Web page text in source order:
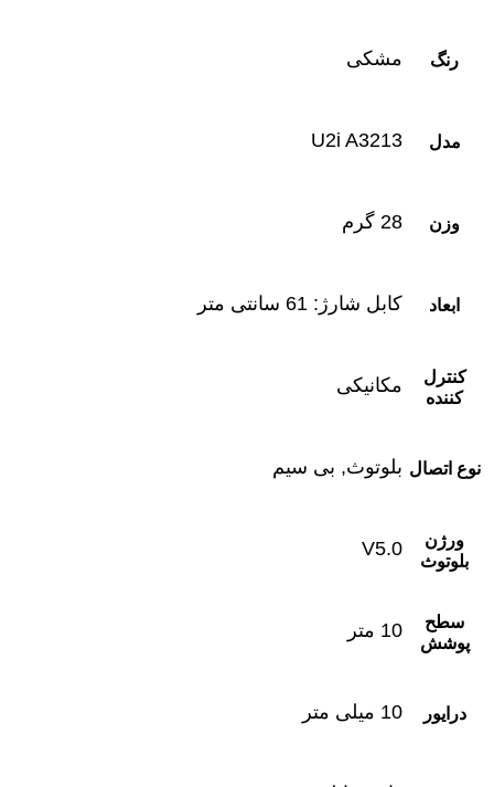
رنگ مشکی
مدل U2i A3213
وزن 28 گرم
ابعاد کابل شارژ: 61 سانتی متر
کنترل
‌کننده
مکانیکی
نوع اتصال بلوتوث, بی سیم
ورژن
بلوتوث
V5.0
سطح
پوشش
10 متر
درایور 10 میلی متر